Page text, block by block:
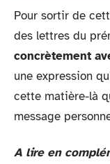
Pour sortir de
des lettres du
concrètement
une expression
cette matière-là
message
A lire en